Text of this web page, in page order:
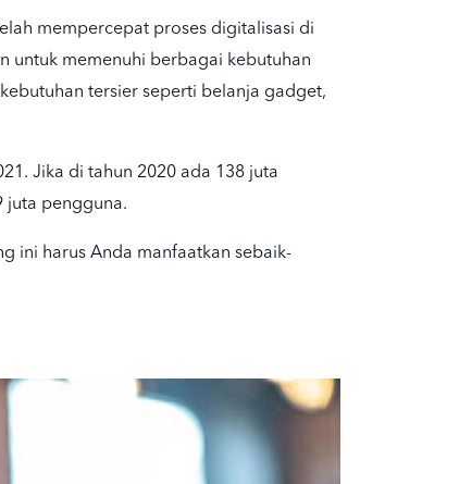
mempercepat proses digitalisasi di
untuk memenuhi berbagai kebutuhan
tersier seperti belanja gadget,
Jika di tahun 2020 ada 138 juta
juta pengguna.
ini harus Anda manfaatkan sebaik-